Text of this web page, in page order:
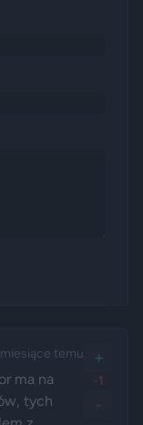
temu
ma na
tych
+
-1
-